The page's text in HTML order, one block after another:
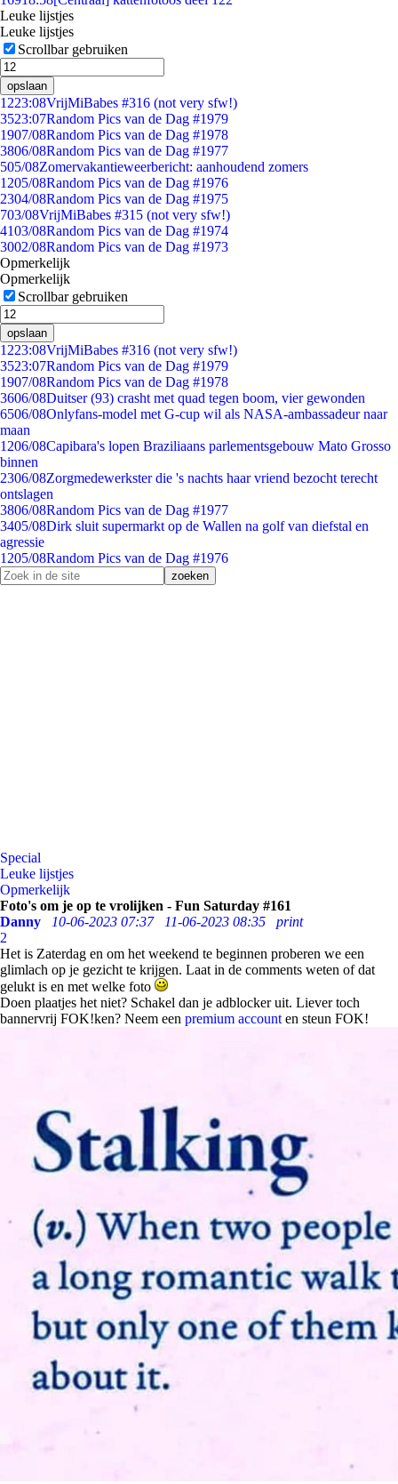
Leuke lijstjes
Leuke lijstjes
Scrollbar gebruiken
opslaan
1223:08VrijMiBabes #316 (not very sfw!)
3523:07Random Pics van de Dag #1979
1907/08Random Pics van de Dag #1978
3806/08Random Pics van de Dag #1977
505/08Zomervakantieweerbericht: aanhoudend zomers
1205/08Random Pics van de Dag #1976
2304/08Random Pics van de Dag #1975
703/08VrijMiBabes #315 (not very sfw!)
4103/08Random Pics van de Dag #1974
3002/08Random Pics van de Dag #1973
Opmerkelijk
Opmerkelijk
Scrollbar gebruiken
opslaan
1223:08VrijMiBabes #316 (not very sfw!)
3523:07Random Pics van de Dag #1979
1907/08Random Pics van de Dag #1978
3606/08Duitser (93) crasht met quad tegen boom, vier gewonden
6506/08Onlyfans-model met G-cup wil als NASA-ambassadeur naar
maan
1206/08Capibara's lopen Braziliaans parlementsgebouw Mato Grosso
binnen
2306/08Zorgmedewerkster die 's nachts haar vriend bezocht terecht
ontslagen
3806/08Random Pics van de Dag #1977
3405/08Dirk sluit supermarkt op de Wallen na golf van diefstal en
agressie
1205/08Random Pics van de Dag #1976
Special
Leuke lijstjes
Opmerkelijk
Foto's om je op te vrolijken - Fun Saturday #161
Danny
10-06-2023 07:37 11-06-2023 08:35
print
2
Het is Zaterdag en om het weekend te beginnen proberen we een
glimlach op je gezicht te krijgen. Laat in de comments weten of dat
gelukt is en met welke foto
Doen plaatjes het niet? Schakel dan je adblocker uit. Liever toch
bannervrij FOK!ken? Neem een premium account en steun FOK!